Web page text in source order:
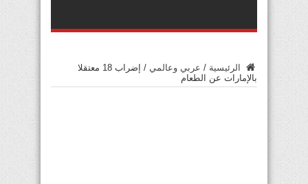
الرئيسية / عربي وعالمي /
إضراب 18 معتقلا
بالإمارات عن الطعام